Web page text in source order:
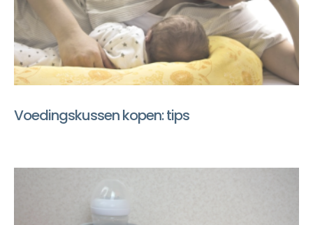
Voedingskussen kopen: tips